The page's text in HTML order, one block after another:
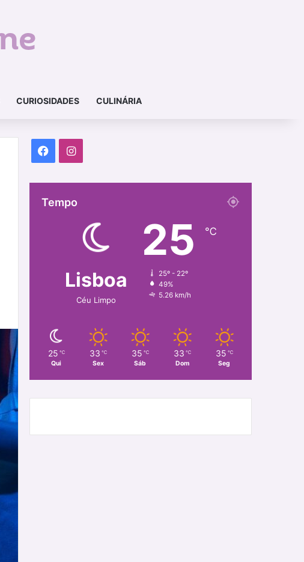
CURIOSIDADES CULINÁRIA
FacebookInstagram
Tempo
Lisboa
Céu Limpo
25 ℃
25º - 22º
49%
5.26 km/h
25 ℃
Qui
33 ℃
Sex
35 ℃
Sáb
33 ℃
Dom
35 ℃
Seg